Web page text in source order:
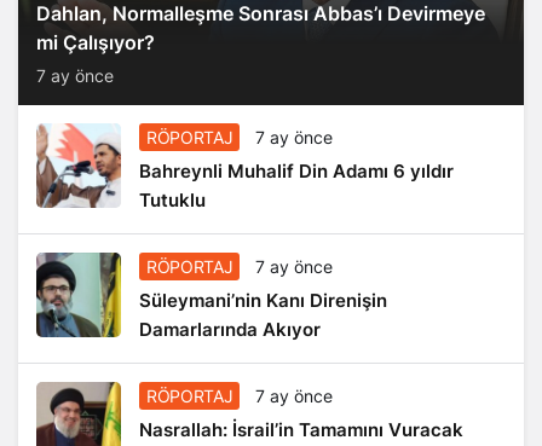
Dahlan, Normalleşme Sonrası Abbas’ı Devirmeye
mi Çalışıyor?
7 ay önce
RÖPORTAJ 7 ay önce
Bahreynli Muhalif Din Adamı 6 yıldır
Tutuklu
RÖPORTAJ 7 ay önce
Süleymani’nin Kanı Direnişin
Damarlarında Akıyor
RÖPORTAJ 7 ay önce
Nasrallah: İsrail’in Tamamını Vuracak